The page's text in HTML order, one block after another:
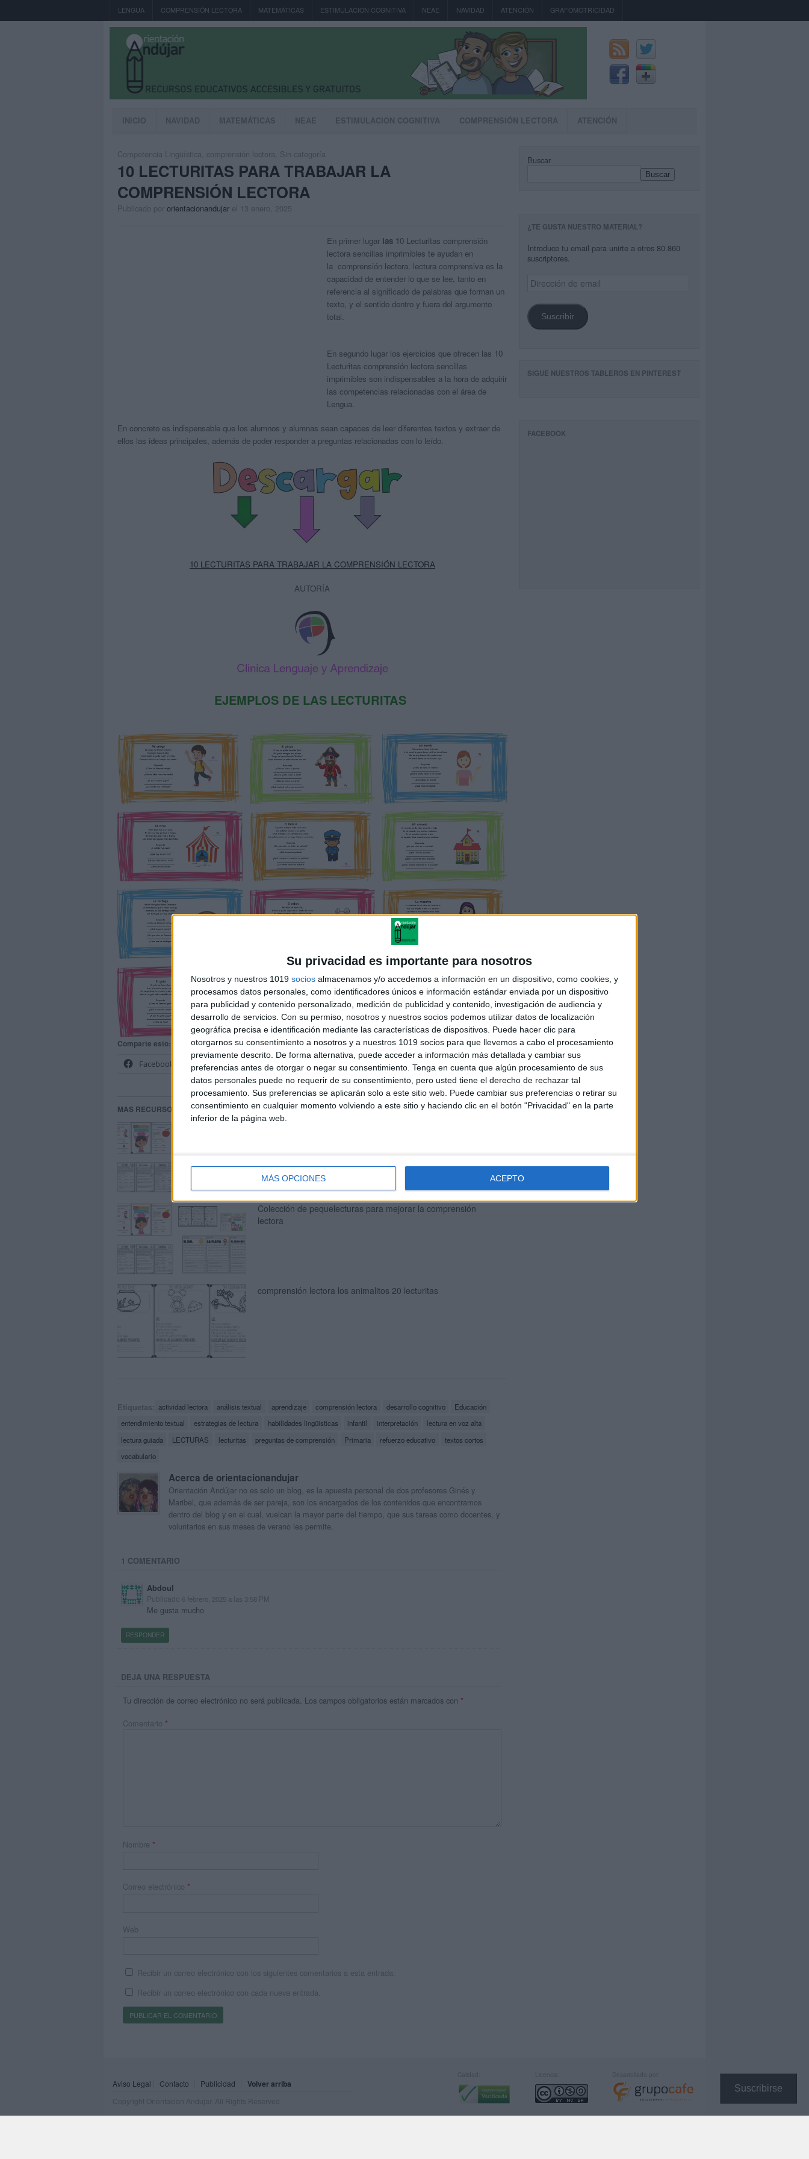
Su privacidad es importante para nosotros
Nosotros y nuestros 1019 socios almacenamos y/o accedemos a información en un dispositivo, como cookies, y
procesamos datos personales, como identificadores únicos e información estándar enviada por un dispositivo
para publicidad y contenido personalizado, medición de publicidad y contenido, investigación de audiencia y
desarrollo de servicios. Con su permiso, nosotros y nuestros socios podemos utilizar datos de localización
geográfica precisa e identificación mediante las características de dispositivos. Puede hacer clic para
otorgarnos su consentimiento a nosotros y a nuestros 1019 socios para que llevemos a cabo el procesamiento
previamente descrito. De forma alternativa, puede acceder a información más detallada y cambiar sus
preferencias antes de otorgar o negar su consentimiento. Tenga en cuenta que algún procesamiento de sus
datos personales puede no requerir de su consentimiento, pero usted tiene el derecho de rechazar tal
procesamiento. Sus preferencias se aplicarán solo a este sitio web. Puede cambiar sus preferencias o retirar su
consentimiento en cualquier momento volviendo a este sitio y haciendo clic en el botón "Privacidad" en la parte
inferior de la página web.
MÁS OPCIONES ACEPTO
Suscribirse
LENGUA COMPRENSIÓN LECTORA MATEMÁTICAS ESTIMULACION COGNITIVA NEAE NAVIDAD ATENCIÓN GRAFOMOTRICIDAD
INICIO NAVIDAD MATEMÁTICAS NEAE ESTIMULACION COGNITIVA COMPRENSIÓN LECTORA ATENCIÓN
Competencia Lingüística comprensión lectora Sin categoría
10 LECTURITAS PARA TRABAJAR LA
COMPRENSIÓN LECTORA
Publicado por orientacionandujar el 13 enero, 2025
En primer lugar las10 Lecturitas comprensión
lectora sencillas imprimibles te ayudan en
la comprensión lectora. lectura comprensiva es la
capacidad de entender lo que se lee, tanto en
referencia al significado de palabras que forman un
texto, y el sentido dentro y fuera del argumento
total.
En segundo lugar los ejercicios que ofrecen las 10
Lecturitas comprensión lectora sencillas
imprimibles son indispensables a la hora de adquirir
las competencias relacionadas con el área de
Lengua.
En concreto es indispensable que los alumnos y alumnas sean capaces de leer diferentes textos y extraer de
ellos las ideas principales, además de poder responder a preguntas relacionadas con lo leído.
10 LECTURITAS PARA TRABAJAR LA COMPRENSIÓN LECTORA
AUTORÍA
EJEMPLOS DE LAS LECTURITAS
Comparte esto:
Facebook
X
MAS RECURSOS SOBRE ESTE TEMA
Colección de pequelecturas para mejorar la comprensión
lectora
comprensión lectora los animalitos 20 lecturitas
Etiquetas: actividad lectora análisis textual aprendizaje comprensión lectora desarrollo cognitivo
Educación
entendimiento textual
estrategias de lectura habilidades lingüisticas infantil interpretación
lectura en voz alta
lectura guiada
LECTURAS lecturitas preguntas de comprensión Primaria refuerzo educativo
textos cortos
vocabulario
Acerca de orientacionandujar
Orientación Andújar no es solo un blog, es la apuesta personal de dos profesores Ginés y
Maribel, que además de ser pareja, son los encargados de los contenidos que encontramos
dentro del blog y en el cual, vuelcan la mayor parte del tiempo, que sus tareas como docentes, y
voluntarios en sus meses de verano les permite.
1 COMENTARIO
Abdoul
Publicado 6 febrero, 2025 a las 3:58 PM
Me gusta mucho
RESPONDER
DEJA UNA RESPUESTA
Tu dirección de correo electrónico no será publicada. Los campos obligatorios están marcados con *
Comentario *
Nombre *
Correo electrónico *
Web
Recibir un correo electrónico con los siguientes comentarios a esta entrada.
Recibir un correo electrónico con cada nueva entrada.
Buscar
Buscar
¿TE GUSTA NUESTRO MATERIAL?
Introduce tu email para unirte a otros 80.860
suscriptores.
Dirección
de
Suscribir
SIGUE NUESTROS TABLEROS EN PINTEREST
FACEBOOK
Aviso Legal Contacto Publicidad Volver arriba